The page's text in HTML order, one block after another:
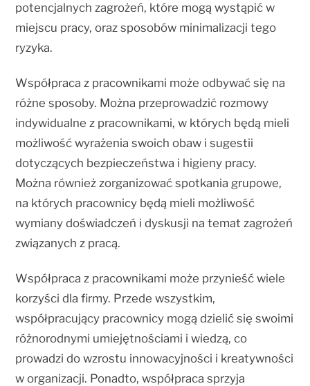
potencjalnych zagrożeń, które mogą wystąpić w
miejscu pracy, oraz sposobów minimalizacji tego
ryzyka.
Współpraca z pracownikami może odbywać się na
różne sposoby. Można przeprowadzić rozmowy
indywidualne z pracownikami, w których będą mieli
możliwość wyrażenia swoich obaw i sugestii
dotyczących bezpieczeństwa i higieny pracy.
Można również zorganizować spotkania grupowe,
na których pracownicy będą mieli możliwość
wymiany doświadczeń i dyskusji na temat zagrożeń
związanych z pracą.
Współpraca z pracownikami może przynieść wiele
korzyści dla firmy. Przede wszystkim,
współpracujący pracownicy mogą dzielić się swoimi
różnorodnymi umiejętnościami i wiedzą, co
prowadzi do wzrostu innowacyjności i kreatywności
w organizacji. Ponadto, współpraca sprzyja